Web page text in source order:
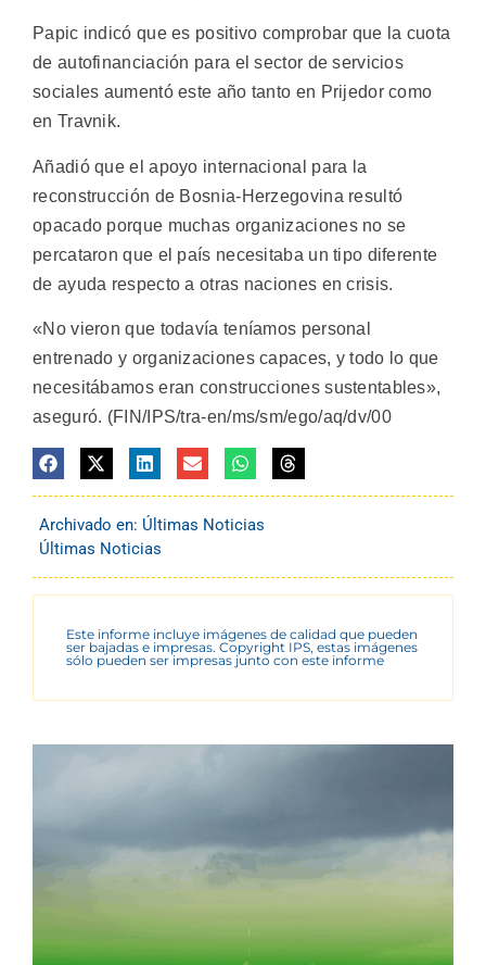
Papic indicó que es positivo comprobar que la cuota
de autofinanciación para el sector de servicios
sociales aumentó este año tanto en Prijedor como
en Travnik.
Añadió que el apoyo internacional para la
reconstrucción de Bosnia-Herzegovina resultó
opacado porque muchas organizaciones no se
percataron que el país necesitaba un tipo diferente
de ayuda respecto a otras naciones en crisis.
«No vieron que todavía teníamos personal
entrenado y organizaciones capaces, y todo lo que
necesitábamos eran construcciones sustentables»,
aseguró. (FIN/IPS/tra-en/ms/sm/ego/aq/dv/00
Archivado en: Últimas Noticias
Últimas Noticias
Este informe incluye imágenes de calidad que pueden
ser bajadas e impresas. Copyright IPS, estas imágenes
sólo pueden ser impresas junto con este informe